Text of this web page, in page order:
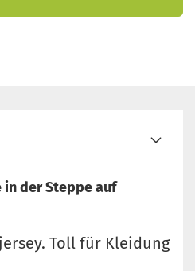
in der Steppe auf
Toll für Kleidung